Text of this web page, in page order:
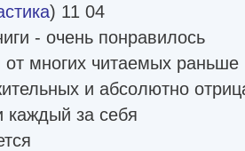
) 11 04
- очень понравилось
от многих читаемых раньше
и абсолютно
каждый за себя